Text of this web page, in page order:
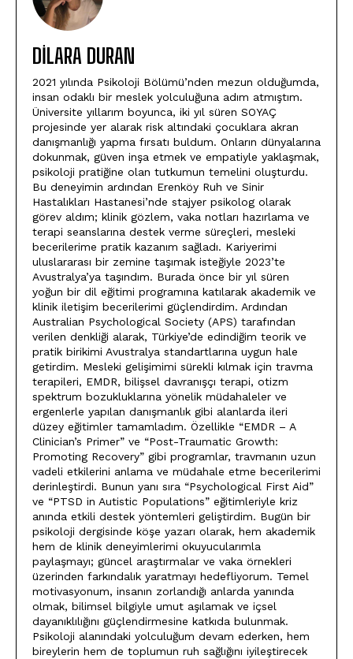
DILARA DURAN
2021 yılında Psikoloji Bölümü’nden mezun olduğumda,
insan odaklı bir meslek yolculuğuna adım atmıştım.
Üniversite yıllarım boyunca, iki yıl süren SOYAÇ
projesinde yer alarak risk altındaki çocuklara akran
danışmanlığı yapma fırsatı buldum. Onların dünyalarına
dokunmak, güven inşa etmek ve empatiyle yaklaşmak,
psikoloji pratiğine olan tutkumun temelini oluşturdu.
Bu deneyimin ardından Erenköy Ruh ve Sinir
Hastalıkları Hastanesi’nde stajyer psikolog olarak
görev aldım; klinik gözlem, vaka notları hazırlama ve
terapi seanslarına destek verme süreçleri, mesleki
becerilerime pratik kazanım sağladı. Kariyerimi
uluslararası bir zemine taşımak isteğiyle 2023’te
Avustralya’ya taşındım. Burada önce bir yıl süren
yoğun bir dil eğitimi programına katılarak akademik ve
klinik iletişim becerilerimi güçlendirdim. Ardından
Australian Psychological Society (APS) tarafından
verilen denkliği alarak, Türkiye’de edindiğim teorik ve
pratik birikimi Avustralya standartlarına uygun hale
getirdim. Mesleki gelişimimi sürekli kılmak için travma
terapileri, EMDR, bilişsel davranışçı terapi, otizm
spektrum bozukluklarına yönelik müdahaleler ve
ergenlerle yapılan danışmanlık gibi alanlarda ileri
düzey eğitimler tamamladım. Özellikle “EMDR – A
Clinician’s Primer” ve “Post-Traumatic Growth:
Promoting Recovery” gibi programlar, travmanın uzun
vadeli etkilerini anlama ve müdahale etme becerilerimi
derinleştirdi. Bunun yanı sıra “Psychological First Aid”
ve “PTSD in Autistic Populations” eğitimleriyle kriz
anında etkili destek yöntemleri geliştirdim. Bugün bir
psikoloji dergisinde köşe yazarı olarak, hem akademik
hem de klinik deneyimlerimi okuyucularımla
paylaşmayı; güncel araştırmalar ve vaka örnekleri
üzerinden farkındalık yaratmayı hedefliyorum. Temel
motivasyonum, insanın zorlandığı anlarda yanında
olmak, bilimsel bilgiyle umut aşılamak ve içsel
dayanıklılığını güçlendirmesine katkıda bulunmak.
Psikoloji alanındaki yolculuğum devam ederken, hem
bireylerin hem de toplumun ruh sağlığını iyileştirecek